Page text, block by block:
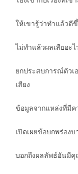
ให้เขารู้ว่าทำแล้วดี
ไม่ทำแล้วผลเสียอะ
ยกประสบการณ์ตัว
เสียง
ข้อมูลจากแหล่งที่มีค
เปิดเผยข้อบกพร่องบ
บอกถึงผลลัพธ์อันมีคุ